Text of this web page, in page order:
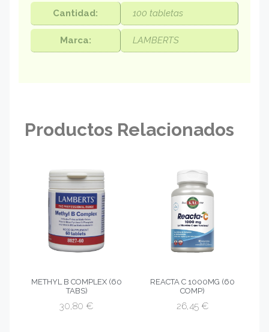
Cantidad: 100 tabletas
Marca: LAMBERTS
Productos Relacionados
METHYL B COMPLEX (60
TABS)
30,80 €
REACTA C 1000MG (60
COMP)
26,45 €